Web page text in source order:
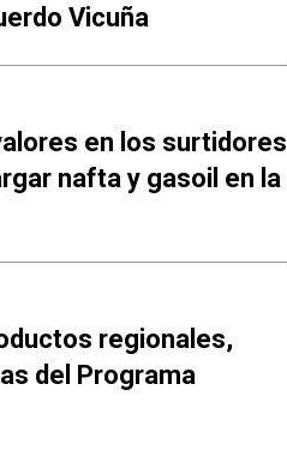
Vicuña
en los surtidores
nafta y gasoil en la
regionales,
del Programa